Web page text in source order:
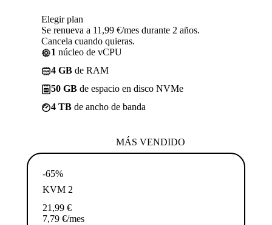
Elegir plan
Se renueva a 11,99 €/mes durante 2 años.
Cancela cuando quieras.
1 núcleo de vCPU
4 GB de RAM
50 GB de espacio en disco NVMe
4 TB de ancho de banda
MÁS VENDIDO
-65%
KVM 2
21,99 €
7,79 €/mes